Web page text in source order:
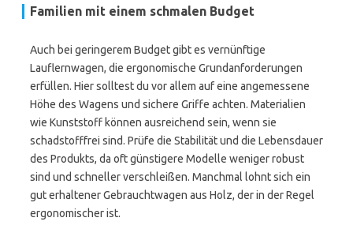
Familien mit einem schmalen Budget
Auch bei geringerem Budget gibt es vernünftige
Lauflernwagen, die ergonomische Grundanforderungen
erfüllen. Hier solltest du vor allem auf eine angemessene
Höhe des Wagens und sichere Griffe achten. Materialien
wie Kunststoff können ausreichend sein, wenn sie
schadstofffrei sind. Prüfe die Stabilität und die Lebensdauer
des Produkts, da oft günstigere Modelle weniger robust
sind und schneller verschleißen. Manchmal lohnt sich ein
gut erhaltener Gebrauchtwagen aus Holz, der in der Regel
ergonomischer ist.